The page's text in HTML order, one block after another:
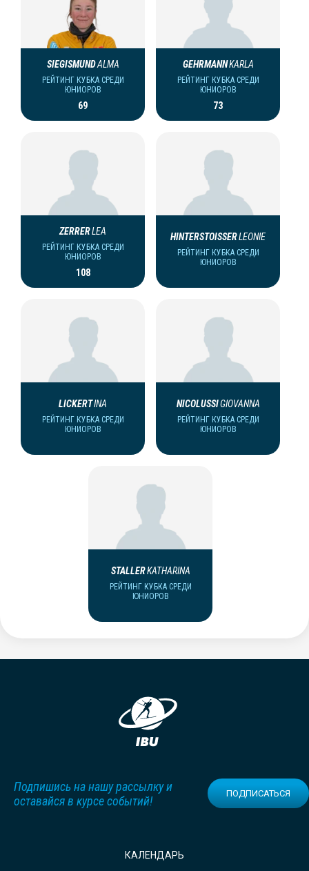
SIEGISMUNDALMA
РЕЙТИНГ КУБКА СРЕДИ
ЮНИОРОВ
69
GEHRMANNKARLA
РЕЙТИНГ КУБКА СРЕДИ
ЮНИОРОВ
73
ZERRERLEA
РЕЙТИНГ КУБКА СРЕДИ
ЮНИОРОВ
108
HINTERSTOISSERLEONIE
РЕЙТИНГ КУБКА СРЕДИ
ЮНИОРОВ
LICKERTINA
РЕЙТИНГ КУБКА СРЕДИ
ЮНИОРОВ
NICOLUSSIGIOVANNA
РЕЙТИНГ КУБКА СРЕДИ
ЮНИОРОВ
STALLERKATHARINA
РЕЙТИНГ КУБКА СРЕДИ
ЮНИОРОВ
Подпишись на нашу рассылку и
оставайся в курсе событий!
ПОДПИСАТЬСЯ
КАЛЕНДАРЬ